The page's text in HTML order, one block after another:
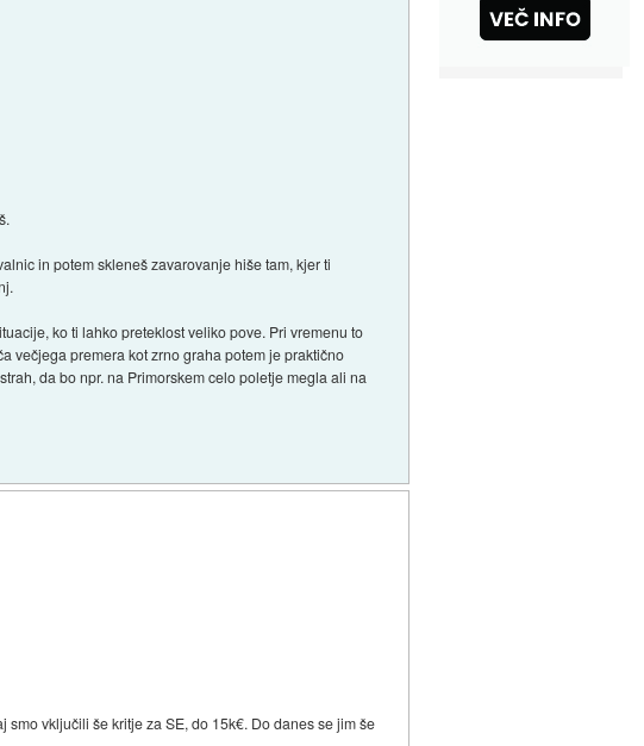
in potem skleneš zavarovanje hiše tam, kjer ti
ko ti lahko preteklost veliko pove. Pri vremenu to
večjega premera kot zrno graha potem je praktično
da bo npr. na Primorskem celo poletje megla ali na
vključili še kritje za SE, do 15k€. Do danes se jim še